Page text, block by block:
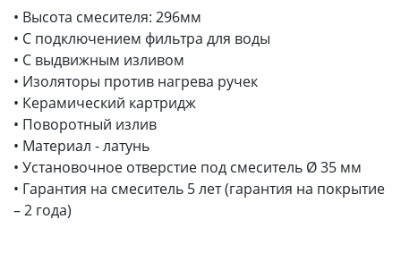
• Высота смесителя: 296мм
• С подключением фильтра для воды
• С выдвижным изливом
• Изоляторы против нагрева ручек
• Керамический картридж
• Поворотный излив
• Материал - латунь
• Установочное отверстие под смеситель Ø 35 мм
• Гарантия на смеситель 5 лет (гарантия на покрытие
– 2 года)